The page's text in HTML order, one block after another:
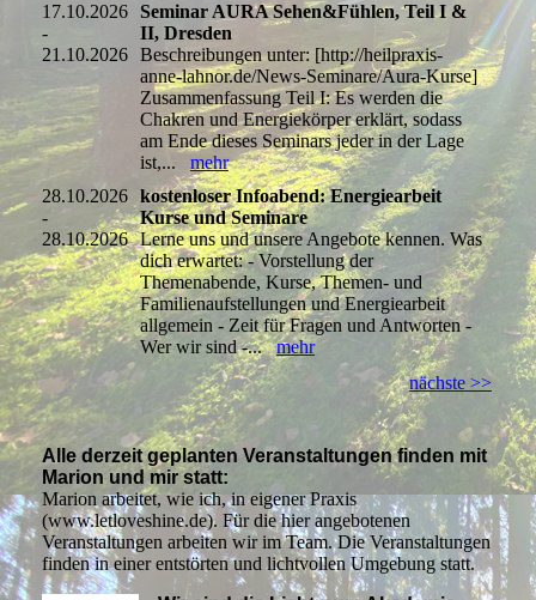
17.10.2026
-
21.10.2026
Seminar AURA Sehen&Fühlen, Teil I &
II, Dresden
Beschreibungen unter: [http://heilpraxis-
anne-lahnor.de/News-Seminare/Aura-Kurse]
Zusammenfassung Teil I: Es werden die
Chakren und Energiekörper erklärt, sodass
am Ende dieses Seminars jeder in der Lage
ist,... mehr
28.10.2026
-
28.10.2026
kostenloser Infoabend: Energiearbeit
Kurse und Seminare
Lerne uns und unsere Angebote kennen. Was
dich erwartet: - Vorstellung der
Themenabende, Kurse, Themen- und
Familienaufstellungen und Energiearbeit
allgemein - Zeit für Fragen und Antworten -
Wer wir sind -...mehr
nächste >>
Alle derzeit geplanten Veranstaltungen finden mit
Marion und mirstatt:
Marion arbeitet, wie ich, in eigener Praxis
(www.letloveshine.de). Für die hier angebotenen
Veranstaltungen arbeiten wir im Team. Die Veranstaltungen
finden in einer entstörten und lichtvollen Umgebung statt.